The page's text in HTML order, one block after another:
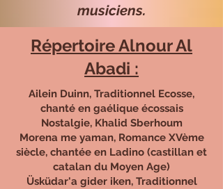
musiciens.​​
Répertoire Alnour Al
Abadi :
Ailein Duinn, Traditionnel Ecosse,
chanté en gaélique écossais
Nostalgie, Khalid Sberhoum
Morena me yaman, Romance XVème
siècle, chantée en Ladino (castillan et
catalan du Moyen Age)
Üsküdar'a gider iken, Traditionnel